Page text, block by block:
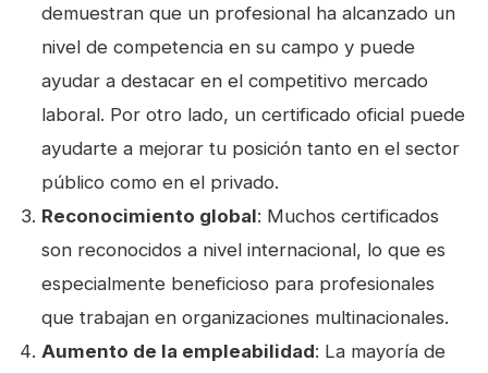
demuestran que un profesional ha alcanzado un
nivel de competencia en su campo y puede
ayudar a destacar en el competitivo mercado
laboral. Por otro lado, un certificado oficial puede
ayudarte a mejorar tu posición tanto en el sector
público como en el privado.
Reconocimiento global: Muchos certificados
son reconocidos a nivel internacional, lo que es
especialmente beneficioso para profesionales
que trabajan en organizaciones multinacionales.
Aumento de la empleabilidad: La mayoría de